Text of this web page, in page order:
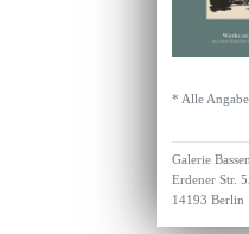
* Alle
Galerie
Erdener Str.
14193 Berlin